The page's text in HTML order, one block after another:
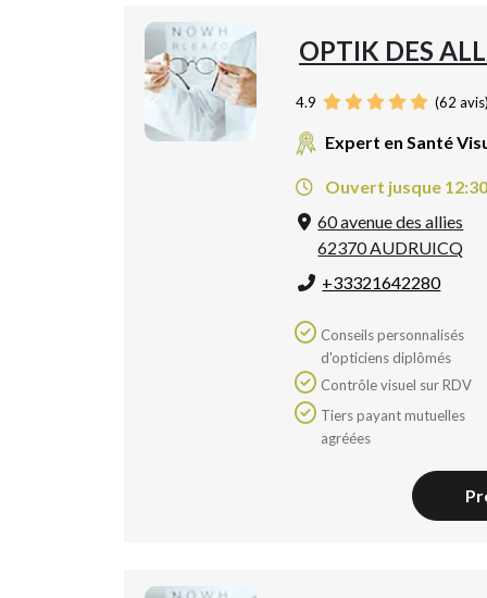
OPTIK DES
4.9 (62 avis)
Expert en Santé
Ouvert jusque 12:30
60 avenue des allies
62370 AUDRUICQ
+33321642280
d'opticiens diplômés
Contrôle visuel sur RDV
agréées